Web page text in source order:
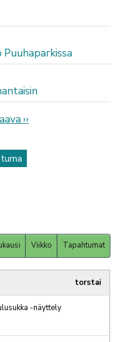
Viikko Tapahtumat
torstai
-näyttely
››